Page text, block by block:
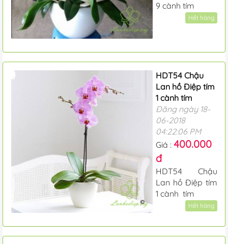
9 cành tím
Hết hàng
HDT54 Chậu
Lan hồ Điệp tím
1 cành tím
Đăng ngày 18-
06-2018
04:22:06 PM
Giá : 400.000
đ
HDT54 Chậu
Lan hồ Điệp tím
1 cành tím
Hết hàng